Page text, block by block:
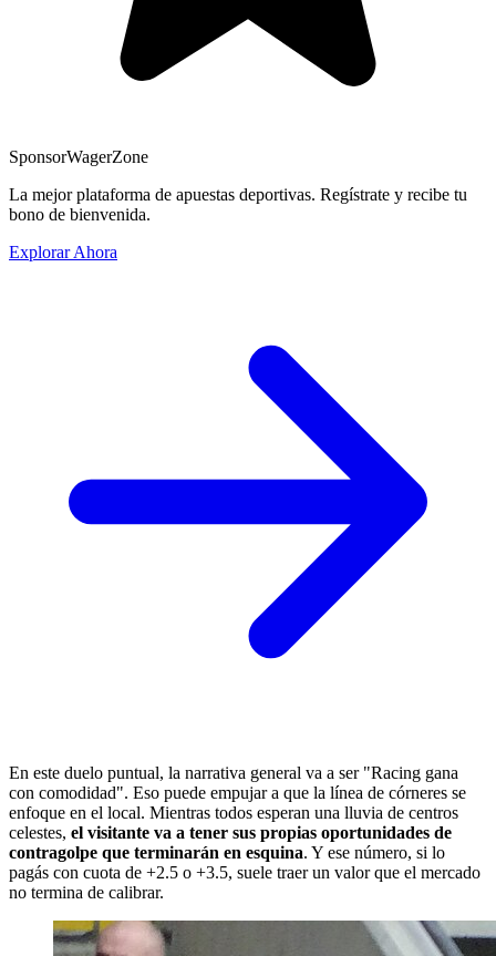
SponsorWagerZone
La mejor plataforma de apuestas deportivas. Regístrate y recibe tu
bono de bienvenida.
Explorar Ahora
En este duelo puntual, la narrativa general va a ser "Racing gana
con comodidad". Eso puede empujar a que la línea de córneres se
enfoque en el local. Mientras todos esperan una lluvia de centros
celestes, el visitante va a tener sus propias oportunidades de
contragolpe que terminarán en esquina. Y ese número, si lo
pagás con cuota de +2.5 o +3.5, suele traer un valor que el mercado
no termina de calibrar.